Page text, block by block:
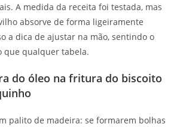
A medida da receita foi testada, mas
absorve de forma ligeiramente
a dica de ajustar na mão, sentindo o
que qualquer tabela.
do óleo na fritura do biscoito
palito de madeira: se formarem bolhas